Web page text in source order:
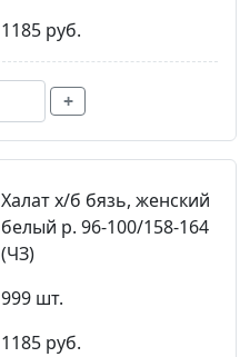
1185 руб.
+
Халат х/б бязь, женский
белый р. 96-100/158-164
(ЧЗ)
999 шт.
1185 руб.